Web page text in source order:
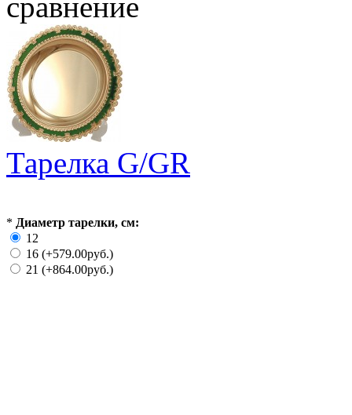
Тарелка G/GR
* Диаметр тарелки, см:
12
16 (+579.00руб.)
21 (+864.00руб.)